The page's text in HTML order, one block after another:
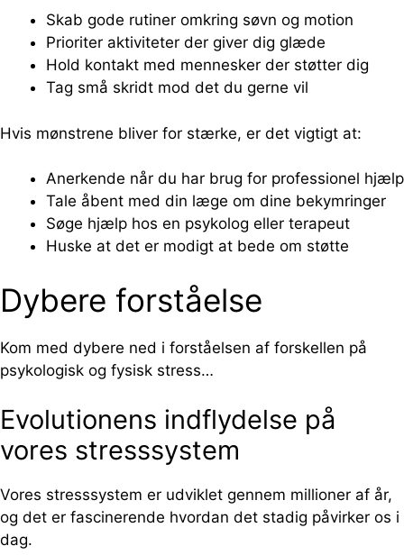
Skab gode rutiner omkring søvn og motion
Prioriter aktiviteter der giver dig glæde
Hold kontakt med mennesker der støtter dig
Tag små skridt mod det du gerne vil
Hvis mønstrene bliver for stærke, er det vigtigt at:
Anerkende når du har brug for professionel hjælp
Tale åbent med din læge om dine bekymringer
Søge hjælp hos en psykolog eller terapeut
Huske at det er modigt at bede om støtte
Dybere forståelse
Kom med dybere ned i forståelsen af forskellen på
psykologisk og fysisk stress…
Evolutionens indflydelse på
vores stresssystem
Vores stresssystem er udviklet gennem millioner af år,
og det er fascinerende hvordan det stadig påvirker os i
dag.